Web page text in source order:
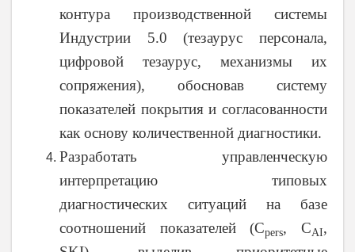
контура производственной системы
Индустрии 5.0 (тезаурус персонала,
цифровой тезаурус, механизмы их
сопряжения), обосновав систему
показателей покрытия и согласованности
как основу количественной диагностики.
Разработать управленческую
интерпретацию типовых
диагностических ситуаций на базе
соотношений показателей (Cpers, CAI,